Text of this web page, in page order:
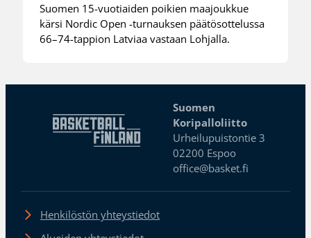
Suomen 15-vuotiaiden poikien maajoukkue
kärsi Nordic Open -turnauksen päätösottelussa
66–74-tappion Latviaa vastaan Lohjalla.
Suomen
Koripalloliitto
Urheilupuistontie 3
02200 Espoo
office@basket.fi
Henkilöstön yhteystiedot